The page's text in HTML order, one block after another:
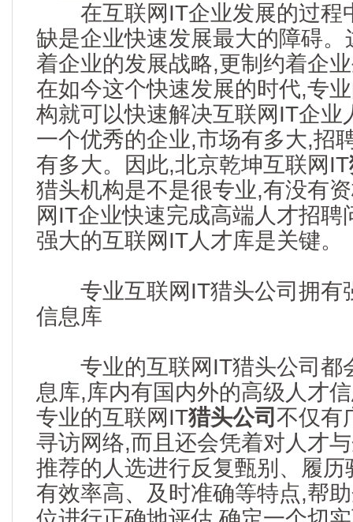
在互联网IT企业发展的过程
缺是企业快速发展最大的障碍
着企业的发展战略,更制约着企
在如今这个快速发展的时代,专
构就可以快速解决互联网IT企业
一个优秀的企业,市场有多大,招
有多大。因此,北京乾坤互联网IT
猎头机构是不是很专业,有没有
网IT企业快速完成高端人才招聘
强大的互联网IT人才库是关键。
专业互联网IT猎头公司拥有
信息库
专业的互联网IT猎头公司都
息库,库内有国内外的高级人才
专业的互联网IT猎头公司不仅有
寻访网络,而且还会凭着对人才
推荐的人选进行反复甄别、履
有效率高、及时准确等特点,帮